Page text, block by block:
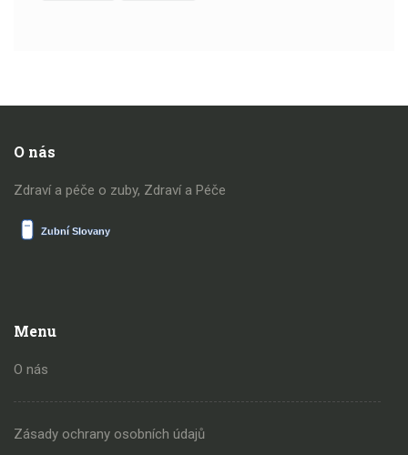
O nás
Zdraví a péče o zuby, Zdraví a Péče
Menu
O nás
Zásady ochrany osobních údajů